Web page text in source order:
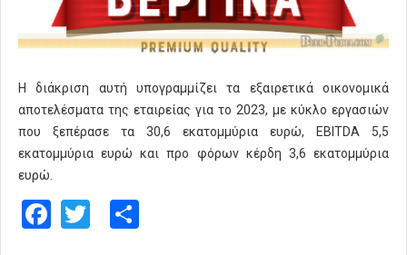
Η διάκριση αυτή υπογραμμίζει τα εξαιρετικά οικονομικά
αποτελέσματα της εταιρείας για το 2023, με κύκλο εργασιών
που ξεπέρασε τα 30,6 εκατομμύρια ευρώ, EBITDA 5,5
εκατομμύρια ευρώ και προ φόρων κέρδη 3,6 εκατομμύρια
ευρώ.
Facebook
Twitter